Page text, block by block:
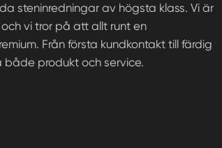
steninredningar av högsta klass. Vi är
vi tror på att allt runt en
Från första kundkontakt till färdig
både produkt och service.